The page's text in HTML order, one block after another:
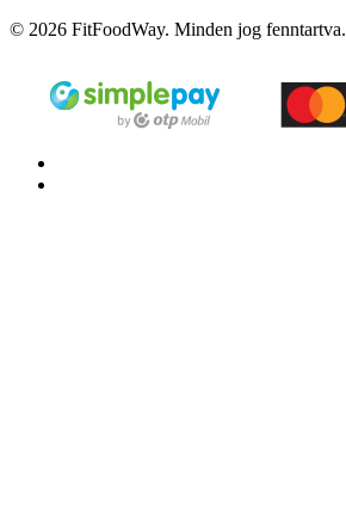
© 2026 FitFoodWay. Minden jog fenntartva.